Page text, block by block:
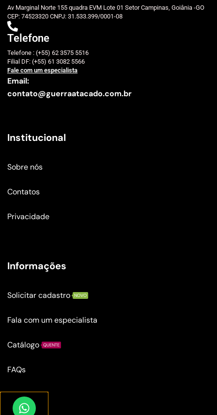
Av Marginal Norte 155 quadra EVM Lote 01 Setor Campinas, Goiânia -GO
CEP: 74523320 CNPJ: 31.533.399/0001-08
Telefone
Telefone : (+55) 62 3575 5516
Filial DF: (+55) 61 3082 5566
Fale com um especialista
Email:
contato@guerraatacado.com.br
Institucional
Sobre nós
Contatos
Privacidade
Informações
Solicitar cadastro NOVO
Fala com um especialista
Catálogo QUENTE
FAQs